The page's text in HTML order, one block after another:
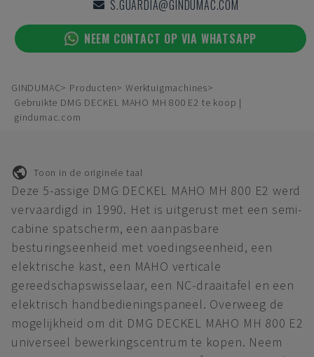
S.GUARDIA@GINDUMAC.COM
NEEM CONTACT OP VIA WHATSAPP
GINDUMAC Producten
Werktuigmachines
Gebruikte DMG DECKEL MAHO MH 800 E2 te koop |
gindumac.com
Toon in de originele taal
Deze 5-assige DMG DECKEL MAHO MH 800 E2 werd
vervaardigd in 1990. Het is uitgerust met een semi-
cabine spatscherm, een aanpasbare
besturingseenheid met voedingseenheid, een
elektrische kast, een MAHO verticale
gereedschapswisselaar, een NC-draaitafel en een
elektrisch handbedieningspaneel. Overweeg de
mogelijkheid om dit DMG DECKEL MAHO MH 800 E2
universeel bewerkingscentrum te kopen. Neem